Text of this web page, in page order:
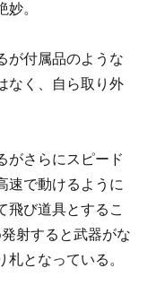
。
が付属品のような
なく、自ら取り外
がさらにスピード
速で動けるように
飛び道具とするこ
射すると武器がな
札となっている。